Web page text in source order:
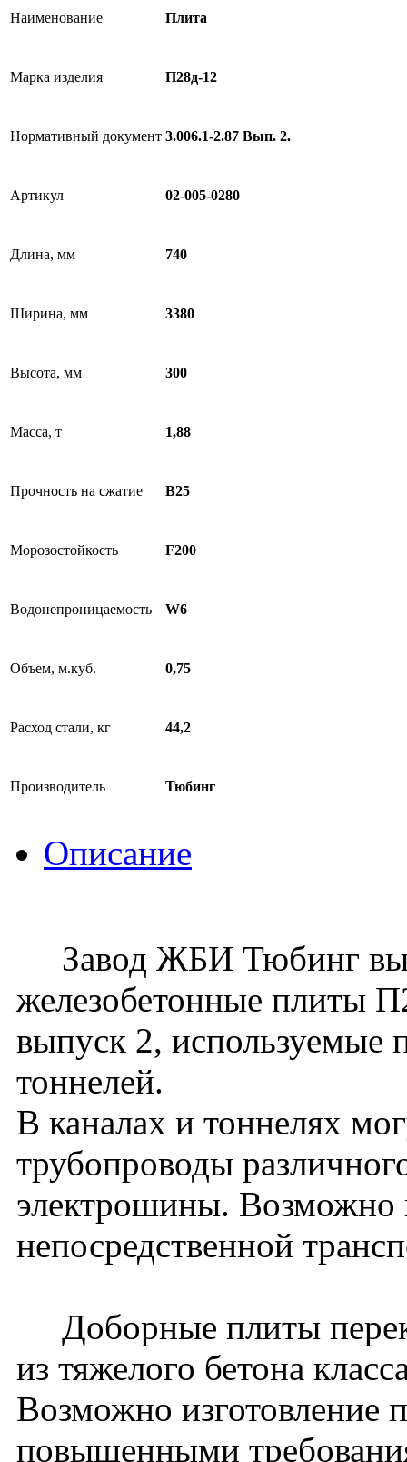
Наименование Плита
Марка изделия П28д-12
Нормативный документ 3.006.1-2.87 Вып. 2.
Артикул 02-005-0280
Длина, мм 740
Ширина, мм 3380
Высота, мм 300
Масса, т 1,88
Прочность на сжатие B25
Морозостойкость F200
Водонепроницаемость W6
Объем, м.куб. 0,75
Расход стали, кг 44,2
Производитель Тюбинг
Описание
Завод ЖБИ Тюбинг
железобетонные плиты
выпуск 2, используемые
тоннелей.
В каналах и тоннелях
трубопроводы
электрошины. Возможно
непосредственной
Доборные плиты
из тяжелого бетона
Возможно изготовление
повышенными